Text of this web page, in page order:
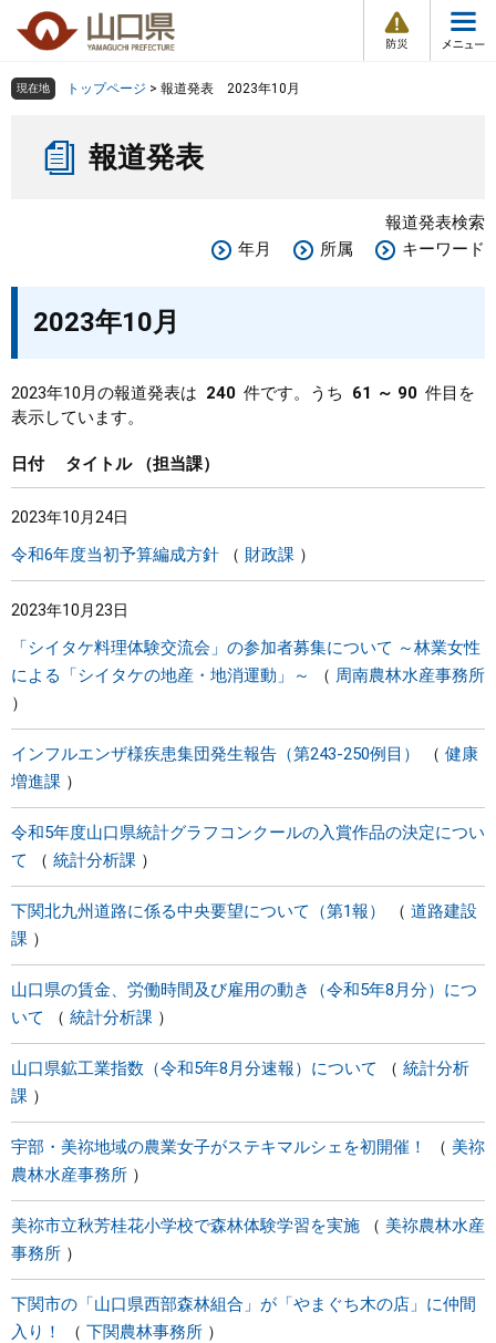
の
ー
メ
組織で探す
Other Languages
くらし・環境
教育・文化・スポーツ
しごと・産業・観光
現在地 トップページ > 報道発表 2023年10月
報道発表
報道発表検索
年月
所属 キーワード
2023年10月
2023年10月の報道発表は 240 件です。うち 61 ～ 90 件目を
表示しています。
日付 タイトル 担当課
2023年10月24日
令和6年度当初予算編成方針 財政課
2023年10月23日
「シイタケ料理体験交流会」の参加者募集について ～林業女性
による「シイタケの地産・地消運動」～
周南農林水産事務所
インフルエンザ様疾患集団発生報告（第243-250例目）
健康
増進課
令和5年度山口県統計グラフコンクールの入賞作品の決定につい
て
統計分析課
下関北九州道路に係る中央要望について（第1報）
道路建設
課
山口県の賃金、労働時間及び雇用の動き（令和5年8月分）につ
いて
統計分析課
山口県鉱工業指数（令和5年8月分速報）について
統計分析
課
宇部・美祢地域の農業女子がステキマルシェを初開催！
美祢
農林水産事務所
美祢市立秋芳桂花小学校で森林体験学習を実施
美祢農林水産
事務所
下関市の「山口県西部森林組合」が「やまぐち木の店」に仲間
入り！
下関農林事務所